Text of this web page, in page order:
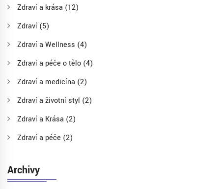
Zdraví a krása (12)
Zdraví (5)
Zdraví a Wellness (4)
Zdraví a péče o tělo (4)
Zdraví a medicína (2)
Zdraví a životní styl (2)
Zdraví a Krása (2)
Zdraví a péče (2)
Archivy